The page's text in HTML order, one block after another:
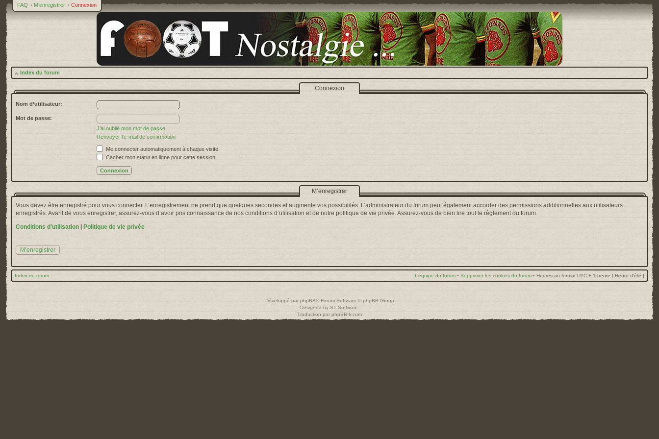
FAQ • M’enregistrer • Connexion
Index du forum
Connexion
Nom d’utilisateur:
Mot de passe:
J’ai oublié mon mot de passe
Renvoyer l’e-mail de confirmation
Me connecter automatiquement à chaque visite
Cacher mon statut en ligne pour cette session
M’enregistrer
Vous devez être enregistré pour vous connecter. L’enregistrement ne prend que quelques secondes et augmente vos possibilités. L’administrateur du forum peut également accorder des permissions additionnelles aux utilisateurs
enregistrés. Avant de vous enregistrer, assurez-vous d’avoir pris connaissance de nos conditions d’utilisation et de notre politique de vie privée. Assurez-vous de bien lire tout le règlement du forum.
Conditions d’utilisation
Politique de vie privée
M’enregistrer
Index du forum L’équipe du forum • Supprimer les cookies du forum • Heures au format UTC + 1 heure [ Heure d’été ]
Développé par phpBB® Forum Software © phpBB Group
Designed by ST Software
Traduction par phpBB-fr.com